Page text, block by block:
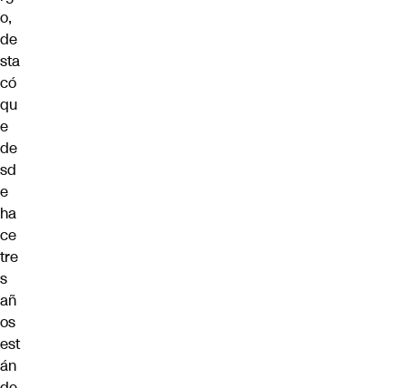
o,
de
sta
có
qu
e
de
sd
e
ha
ce
tre
s
añ
os
est
án